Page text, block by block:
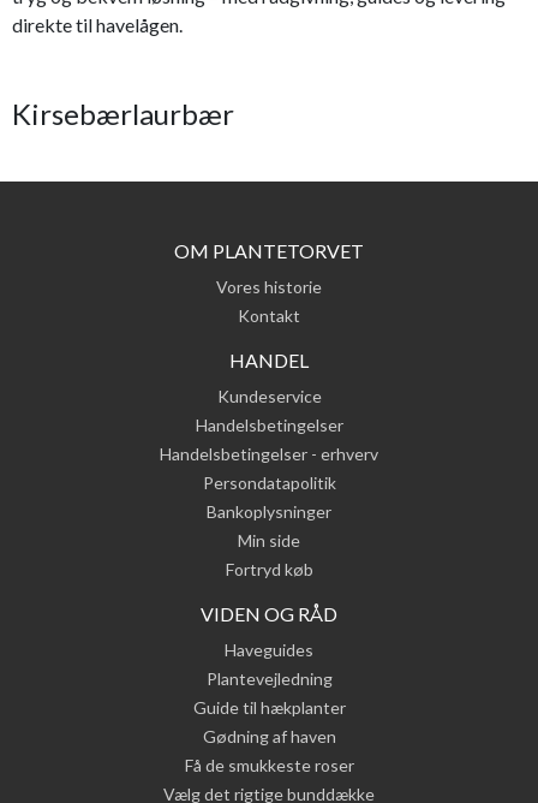
direkte til havelågen.
Kirsebærlaurbær
OM PLANTETORVET
Vores historie
Kontakt
HANDEL
Kundeservice
Handelsbetingelser
Handelsbetingelser - erhverv
Persondatapolitik
Bankoplysninger
Min side
Fortryd køb
VIDEN OG RÅD
Haveguides
Plantevejledning
Guide til hækplanter
Gødning af haven
Få de smukkeste roser
Vælg det rigtige bunddække